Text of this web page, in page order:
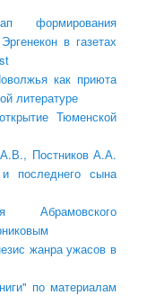
формирования
в газетах
как приюта
литературе
Тюменской
Постников А.А.
последнего сына
Абрамовского
жанра ужасов в
по материалам